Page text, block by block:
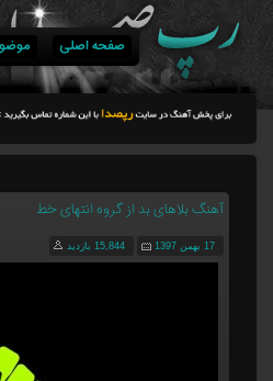
صفحه اصلی
آهنگ بلاهای بد از گروه انتهای خط
17 بهمن 1397 15,844 بازدید